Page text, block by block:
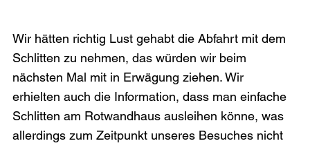
Wir hätten richtig Lust gehabt die Abfahrt mit dem
Schlitten zu nehmen, das würden wir beim
nächsten Mal mit in Erwägung ziehen. Wir
erhielten auch die Information, dass man einfache
Schlitten am Rotwandhaus ausleihen könne, was
allerdings zum Zeitpunkt unseres Besuches nicht